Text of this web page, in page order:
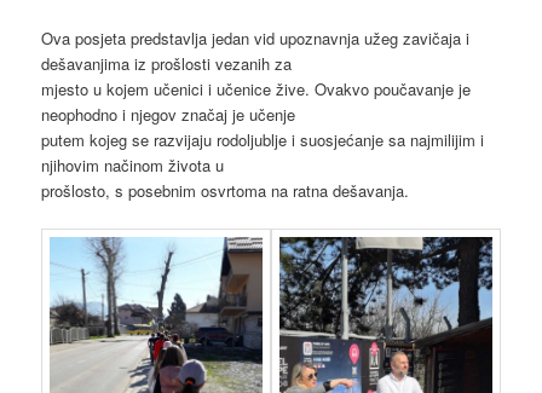
Ova posjeta predstavlja jedan vid upoznavnja užeg zavičaja i
dešavanjima iz prošlosti vezanih za
mjesto u kojem učenici i učenice žive. Ovakvo poučavanje je
neophodno i njegov značaj je učenje
putem kojeg se razvijaju rodoljublje i suosjećanje sa najmilijim i
njihovim načinom života u
prošlosto, s posebnim osvrtoma na ratna dešavanja.